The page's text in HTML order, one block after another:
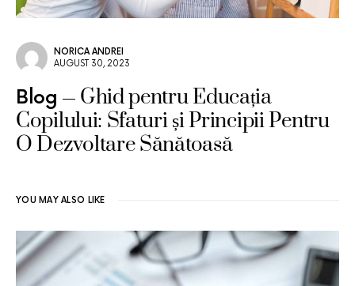
NORICA ANDREI
AUGUST 30, 2023
Blog
Ghid pentru Educația
Copilului: Sfaturi și Principii Pentru
O Dezvoltare Sănătoasă
YOU MAY ALSO LIKE